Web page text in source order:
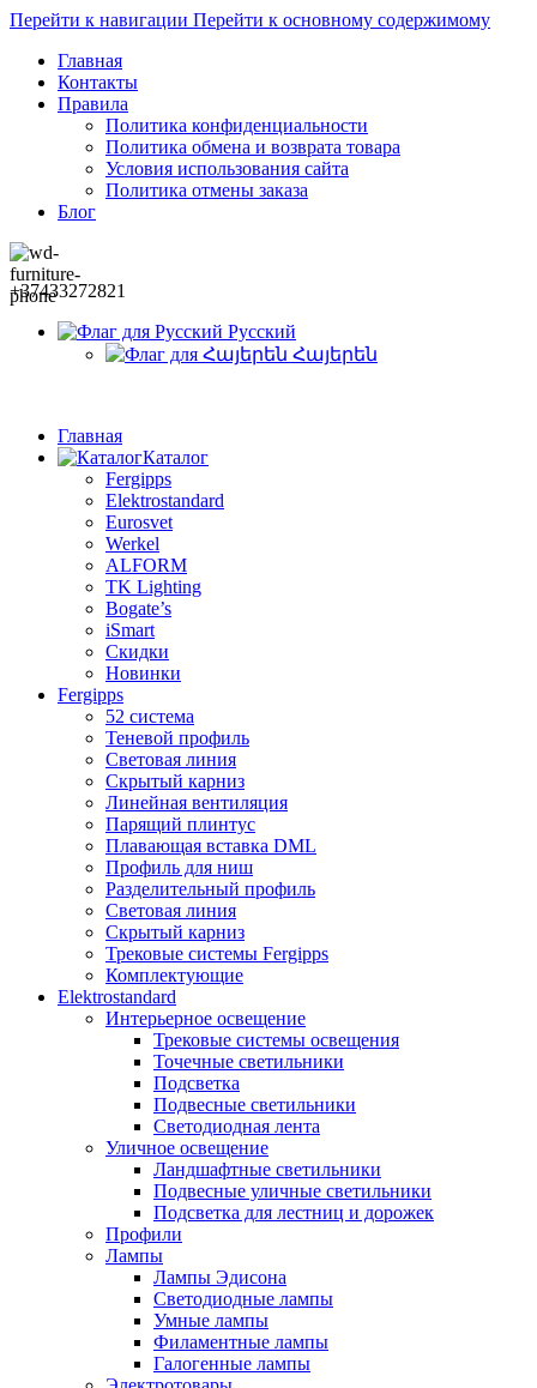
Перейти к навигации Перейти к основному содержимому
Главная
Контакты
Правила
Политика конфиденциальности
Политика обмена и возврата товара
Условия использования сайта
Политика отмены заказа
Блог
+37433272821
Русский
Հայերեն
Главная
Каталог
Fergipps
Elektrostandard
Eurosvet
Werkel
ALFORM
TK Lighting
Bogate’s
iSmart
Скидки
Новинки
Fergipps
52 система
Теневой профиль
Световая линия
Скрытый карниз
Линейная вентиляция
Парящий плинтус
Плавающая вставка DML
Профиль для ниш
Разделительный профиль
Световая линия
Скрытый карниз
Трековые системы Fergipps
Комплектующие
Elektrostandard
Интерьерное освещение
Трековые системы освещения
Точечные светильники
Подсветка
Подвесные светильники
Светодиодная лента
Уличное освещение
Ландшафтные светильники
Подвесные уличные светильники
Подсветка для лестниц и дорожек
Профили
Лампы
Лампы Эдисона
Светодиодные лампы
Умные лампы
Филаментные лампы
Галогенные лампы